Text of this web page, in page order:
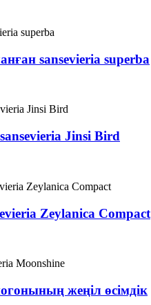
sansevieria superba
Jinsi Bird
Zeylanica Compact
жеңіл өсімдік